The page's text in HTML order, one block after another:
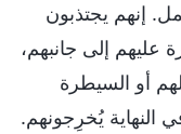
إنهم يجتذبون
عليهم إلى جانبهم،
أو السيطرة
النهاية يُخرِجونهم.